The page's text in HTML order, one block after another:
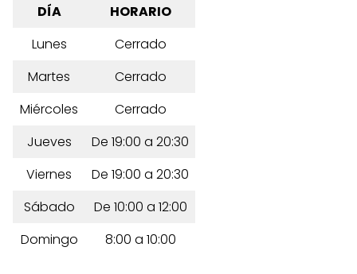
DÍA
HORARIO
Lunes
Cerrado
Martes
Cerrado
Miércoles
Cerrado
Jueves
De 19:00 a 20:30
Viernes
De 19:00 a 20:30
Sábado
De 10:00 a 12:00
Domingo
8:00 a 10:00